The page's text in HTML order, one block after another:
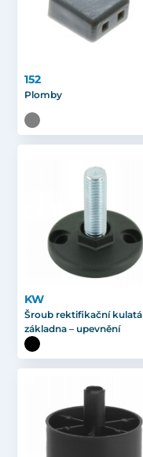
152
Plomby
KW
Šroub rektifikační kulatá
základna – upevnění